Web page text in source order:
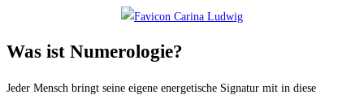
Was ist Numerologie?
Jeder Mensch bringt seine eigene energetische Signatur mit in diese